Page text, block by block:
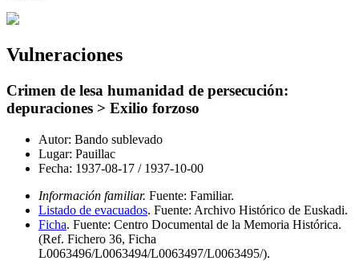
Vulneraciones
Crimen de lesa humanidad de persecución:
depuraciones > Exilio forzoso
Autor: Bando sublevado
Lugar: Pauillac
Fecha: 1937-08-17 / 1937-10-00
Información familiar. Fuente: Familiar.
Listado de evacuados. Fuente: Archivo Histórico de Euskadi.
Ficha. Fuente: Centro Documental de la Memoria Histórica.
(Ref. Fichero 36, Ficha
L0063496/L0063494/L0063497/L0063495/).